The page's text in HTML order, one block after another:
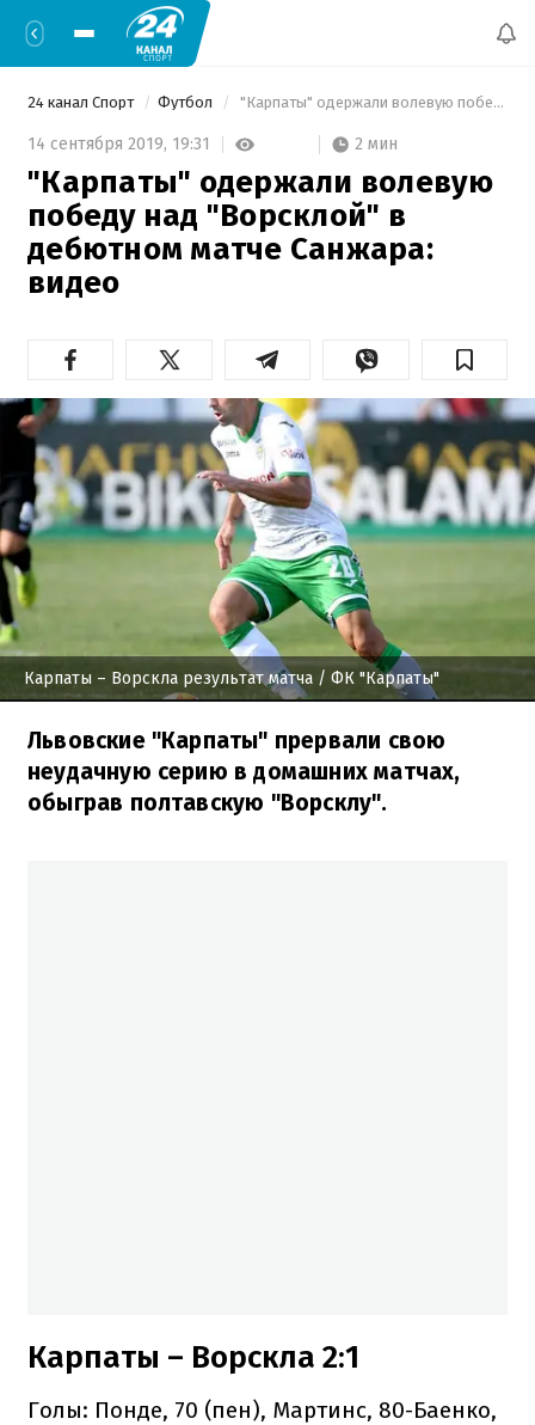
24 канал Спорт Футбол "Карпаты" одержали волевую победу над "Ворсклой" в дебютном матче Санжара: видео
14 сентября 2019, 19:31 2 мин
"Карпаты" одержали волевую
победу над "Ворсклой" в
дебютном матче Санжара:
видео
Карпаты – Ворскла результат матча / ФК "Карпаты"
Львовские "Карпаты" прервали свою
неудачную серию в домашних матчах,
обыграв полтавскую "Ворсклу".
Карпаты – Ворскла 2:1
Голы: Понде, 70 (пен), Мартинс, 80-Баенко,